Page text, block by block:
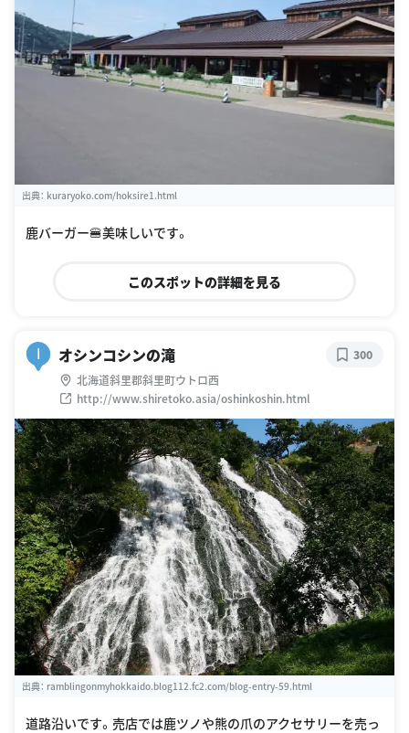
出典： kuraryoko.com/hoksire1.html
鹿バーガー🍔美味しいです。
このスポットの詳細を見る
オシンコシンの滝
北海道斜里郡斜里町ウトロ西
http://www.shiretoko.asia/oshinkoshin.html
300
出典： ramblingonmyhokkaido.blog112.fc2.com/blog-entry-59.html
道路沿いです。売店では鹿ツノや熊の爪のアクセサリーを売っ